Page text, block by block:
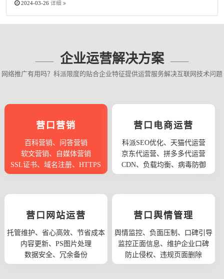
2024-03-26 详细
企业运营解决方案
网络推广有用吗？科派限度的贴合企业特征提供运营服务解决互联网技术问题
营口营销
百科营销、问答营销
软文营销、自媒体营销
SSL证书、域名注册、HTTPS
营口电商运营
科派SEO优化、天猫代运营
京东代运营、拼多多代运营
CDN、负载均衡、病毒防御
营口网站运营
托管维护、省心高效、节省成本
内容更新、PS图片处理
数据安全、冗余备份
营口舆情管理
舆情监控、负面压制、口碑引导
监控正面信息、维护企业口碑
防止侵权、违规页面删除